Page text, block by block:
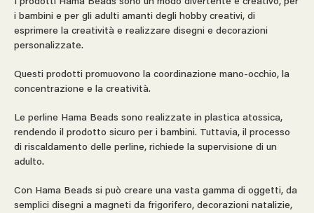
I prodotti Hama Beads sono un modo divertente e creativo, per
i bambini e per gli adulti amanti degli hobby creativi, di
esprimere la creatività e realizzare disegni e decorazioni
personalizzate.
Questi prodotti promuovono la coordinazione mano-occhio, la
concentrazione e la creatività.
Le perline Hama Beads sono realizzate in plastica atossica,
rendendo il prodotto sicuro per i bambini. Tuttavia, il processo
di riscaldamento delle perline, richiede la supervisione di un
adulto.
Con Hama Beads si può creare una vasta gamma di oggetti, da
semplici disegni a magneti da frigorifero, decorazioni natalizie,